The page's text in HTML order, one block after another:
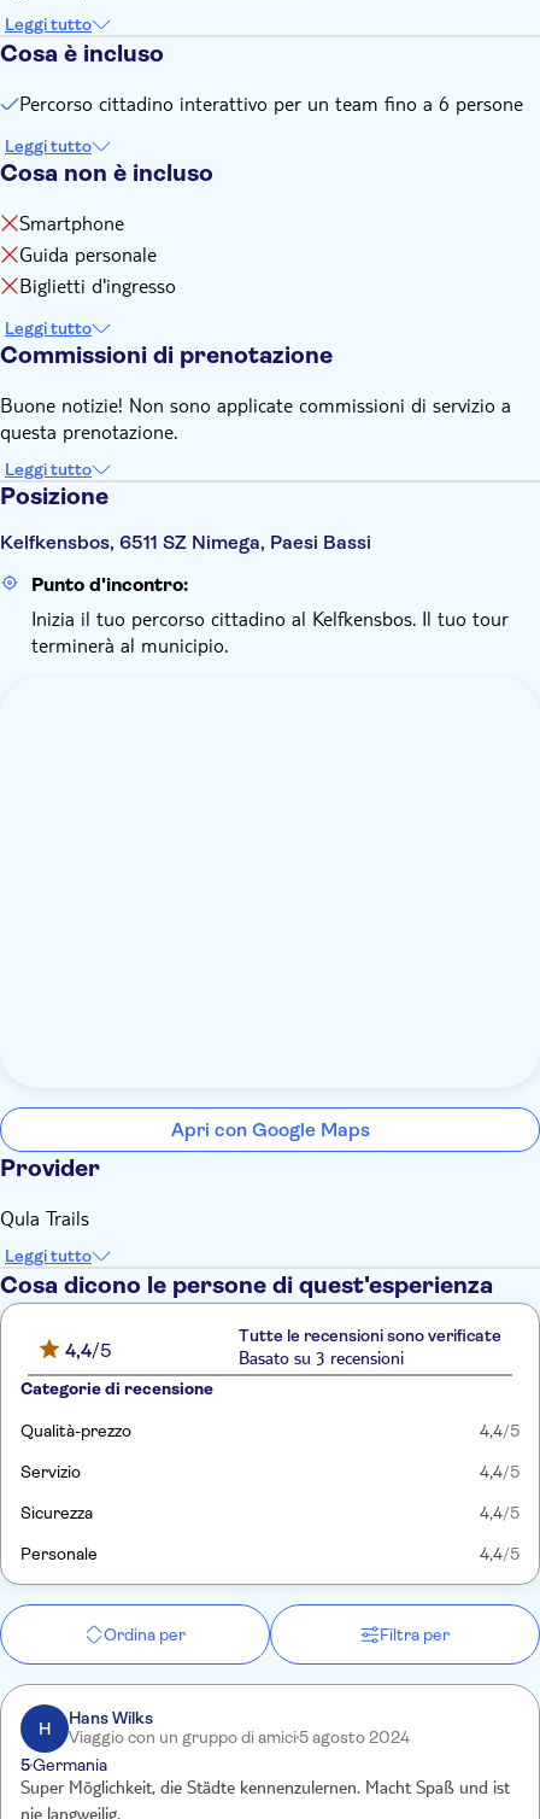
Leggi tutto
Cosa è incluso
Percorso cittadino interattivo per un team fino a 6 persone
Leggi tutto
Cosa non è incluso
Smartphone
Guida personale
Biglietti d'ingresso
Leggi tutto
Commissioni di prenotazione
Buone notizie! Non sono applicate commissioni di servizio a
questa prenotazione.
Leggi tutto
Posizione
Kelfkensbos, 6511 SZ Nimega, Paesi Bassi
Punto d'incontro:
Inizia il tuo percorso cittadino al Kelfkensbos. Il tuo tour
terminerà al municipio.
Apri con Google Maps
Provider
Qula Trails
Leggi tutto
Cosa dicono le persone di quest'esperienza
4,4/5
Tutte le recensioni sono verificate
Basato su 3 recensioni
Categorie di recensione
Qualità-prezzo 4,4/5
Servizio 4,4/5
Sicurezza 4,4/5
Personale 4,4/5
Ordina per Filtra per
H
Hans Wilks
Viaggio con un gruppo di amici5 agosto 2024
5Germania
Super Möglichkeit, die Städte kennenzulernen. Macht Spaß und ist